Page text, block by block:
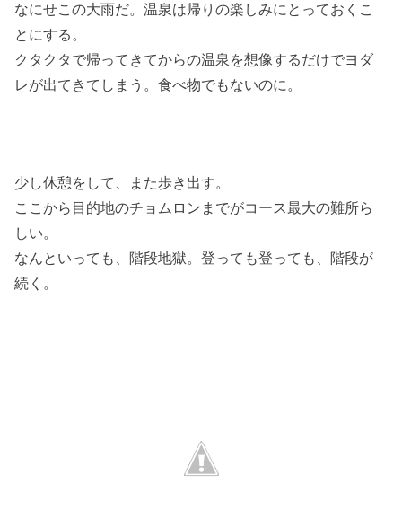
なにせこの大雨だ。温泉は帰りの楽しみにとっておくこ
とにする。
クタクタで帰ってきてからの温泉を想像するだけでヨダ
レが出てきてしまう。食べ物でもないのに。
少し休憩をして、また歩き出す。
ここから目的地のチョムロンまでがコース最大の難所ら
しい。
なんといっても、階段地獄。登っても登っても、階段が
続く。